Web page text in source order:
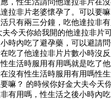
拉非片老婆懷孕了。可以要
只有兩三分鐘，吃他達拉非
夫今天你給我開的他達拉非片
時內吃了避孕藥，可以避請
吃了他達拉非片片數小時沒
生活時服用有用嗎就是吃了
沒有性生活時服用有用嗎性
嘛？ 的時候你好金大夫今
有用嗎，性生活之後小時內